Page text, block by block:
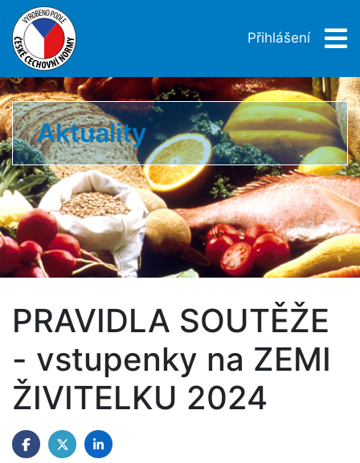
Přihlášení
Aktuality
PRAVIDLA SOUTĚŽE
- vstupenky na ZEMI
ŽIVITELKU 2024